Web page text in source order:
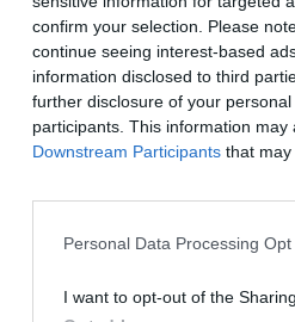
confirm your selection. Please
continue seeing interest-based
information disclosed to third
further disclosure of your
participants. This information
Downstream Participants that may
Personal Data Processing
I want to opt-out of the
35-40 FOT BAKVEGGBÅT